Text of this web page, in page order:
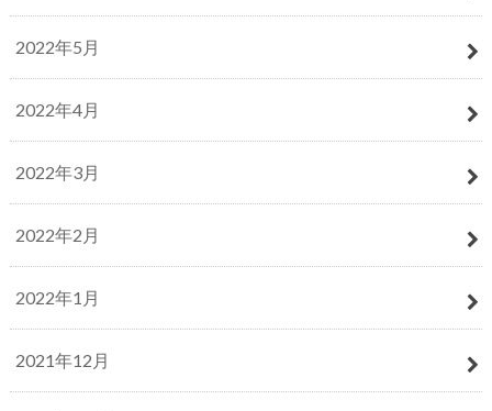
2022年5月
2022年4月
2022年3月
2022年2月
2022年1月
2021年12月